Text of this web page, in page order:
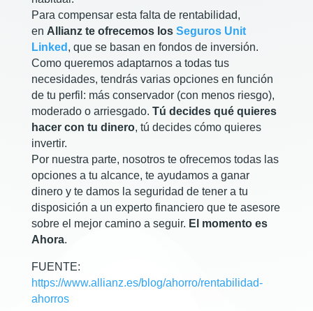
Para compensar esta falta de rentabilidad,
en Allianz te ofrecemos los Seguros Unit
Linked , que se basan en fondos de inversión.
Como queremos adaptarnos a todas tus
necesidades, tendrás varias opciones en función
de tu perfil: más conservador (con menos riesgo),
moderado o arriesgado. Tú decides qué quieres
hacer con tu dinero, tú decides cómo quieres
invertir.
Por nuestra parte, nosotros te ofrecemos todas las
opciones a tu alcance, te ayudamos a ganar
dinero y te damos la seguridad de tener a tu
disposición a un experto financiero que te asesore
sobre el mejor camino a seguir. El momento es
Ahora.
FUENTE:
https://www.allianz.es/blog/ahorro/rentabilidad-
ahorros